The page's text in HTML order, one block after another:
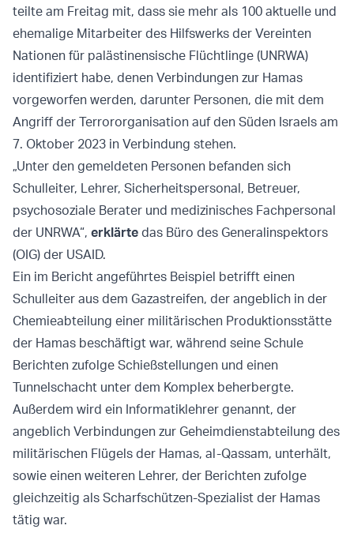
teilte am Freitag mit, dass sie mehr als 100 aktuelle und
ehemalige Mitarbeiter des Hilfswerks der Vereinten
Nationen für palästinensische Flüchtlinge (UNRWA)
identifiziert habe, denen Verbindungen zur Hamas
vorgeworfen werden, darunter Personen, die mit dem
Angriff der Terrororganisation auf den Süden Israels am
7. Oktober 2023 in Verbindung stehen.
„Unter den gemeldeten Personen befanden sich
Schulleiter, Lehrer, Sicherheitspersonal, Betreuer,
psychosoziale Berater und medizinisches Fachpersonal
der UNRWA“, erklärte das Büro des Generalinspektors
(OIG) der USAID.
Ein im Bericht angeführtes Beispiel betrifft einen
Schulleiter aus dem Gazastreifen, der angeblich in der
Chemieabteilung einer militärischen Produktionsstätte
der Hamas beschäftigt war, während seine Schule
Berichten zufolge Schießstellungen und einen
Tunnelschacht unter dem Komplex beherbergte.
Außerdem wird ein Informatiklehrer genannt, der
angeblich Verbindungen zur Geheimdienstabteilung des
militärischen Flügels der Hamas, al-Qassam, unterhält,
sowie einen weiteren Lehrer, der Berichten zufolge
gleichzeitig als Scharfschützen-Spezialist der Hamas
tätig war.